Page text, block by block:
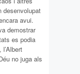
desenvolupat
avui.
demostrar
es podia
no juga als